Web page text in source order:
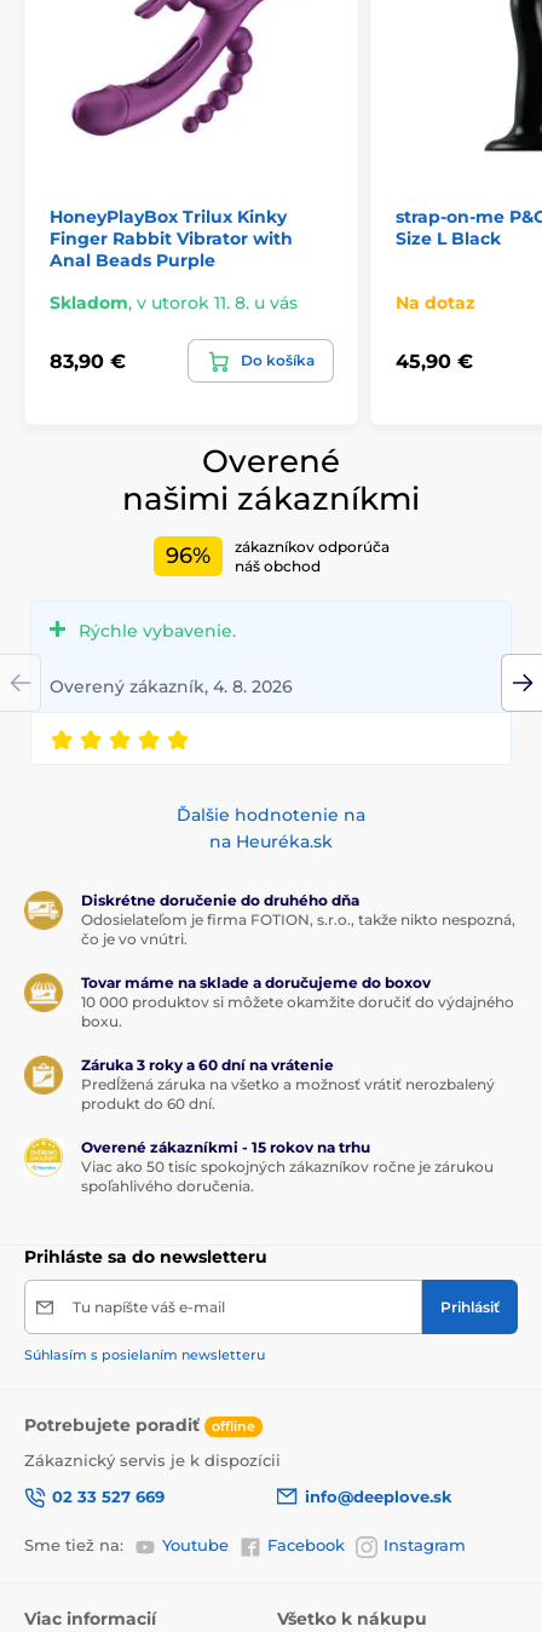
HoneyPlayBox Trilux Kinky
Finger Rabbit Vibrator with
Anal Beads Purple
Skladom, v utorok 11. 8. u vás
83,90 € Do košíka
strap-on-me
Size L Black
Na dotaz
45,90 €
Overené
našimi zákazníkmi
96%
zákazníkov odporúča
náš obchod
Rýchle vybavenie.
Overený zákazník, 4. 8. 2026
Ďalšie hodnotenie na
na Heuréka.sk
Diskrétne doručenie do druhého dňa
Odosielateľom je firma FOTION, s.r.o., takže nikto nespozná,
čo je vo vnútri.
Tovar máme na sklade a doručujeme do boxov
10 000 produktov si môžete okamžite doručiť do výdajného
boxu.
Záruka 3 roky a 60 dní na vrátenie
Predĺžená záruka na všetko a možnosť vrátiť nerozbalený
produkt do 60 dní.
Overené zákazníkmi - 15 rokov na trhu
Viac ako 50 tisíc spokojných zákazníkov ročne je zárukou
spoľahlivého doručenia.
Prihláste sa do newsletteru
Tu napíšte váš e-mail Prihlásiť
Súhlasím s posielaním newsletteru
Potrebujete poradiť offline
Zákaznický servis je k dispozícii
02 33 527 669
info@deeplove.sk
Sme tiež na: Youtube Facebook Instagram
Viac informacií Všetko k nákupu